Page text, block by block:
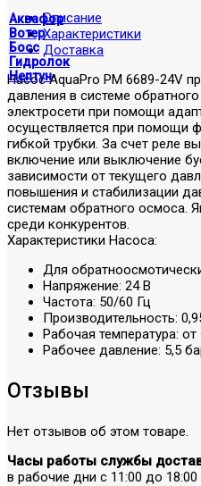
Аквафор
Вотер
Босс
Гидролок
Нептун
Описание
Характеристики
Доставка
Насос AquaPro PM 6689-24V
давления в системе
электросети при помощи
осуществляется при помощи
гибкой трубки. За счет реле
включение или выключение
зависимости от текущего
повышения и стабилизации
системам обратного осмоса.
среди конкурентов.
Характеристики Насоса:
Для
Напряжение: 24 В
Частота: 50/60 Гц
Производительность:
Рабочая температура:
Рабочее давление: 5,5
Отзывы
Нет отзывов об этом товаре.
Часы работы службы
в рабочие дни с 11:00 до 18:00